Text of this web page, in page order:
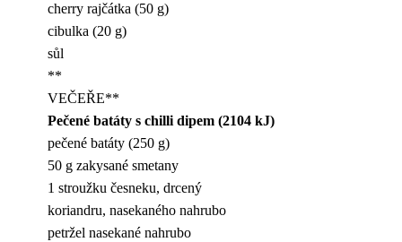
cherry rajčátka (50 g)
cibulka (20 g)
sůl
**
VEČEŘE**
Pečené batáty s chilli dipem (2104 kJ)
pečené batáty (250 g)
50 g zakysané smetany
1 stroužku česneku, drcený
koriandru, nasekaného nahrubo
petržel nasekané nahrubo